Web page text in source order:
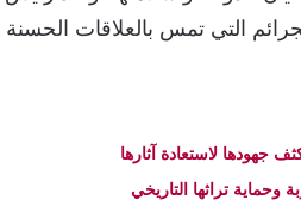
التي تمس بالعلاقات
جهودها لاستعادة آثارها
وحماية تراثها التاريخي